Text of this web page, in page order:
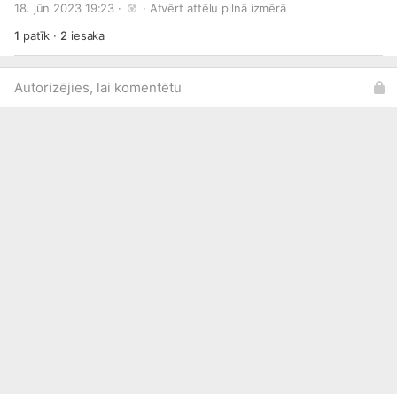
18. jūn 2023 19:23 · · Atvērt attēlu pilnā izmērā
1 patīk · 2 iesaka
Autorizējies, lai komentētu